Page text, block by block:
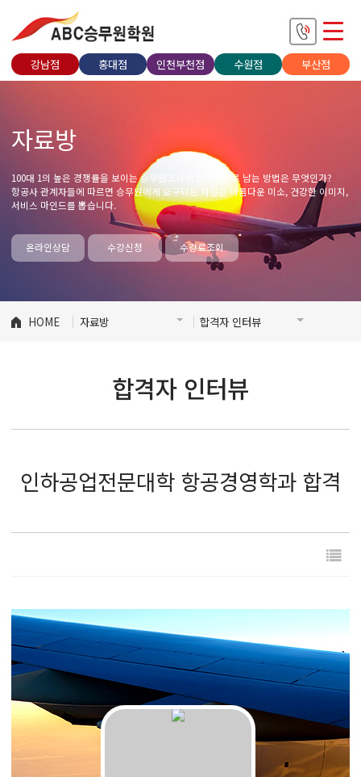
강남점 홍대점 인천부천점 수원점 부산점
자료방
100대 1의 높은 경쟁률을 보이는 승무원고시에 합격생으로 남는 방법은 무엇인가?
항공사 관계자들에 따르면 승무원에게 요구되는 자질은 아름다운 미소, 건강한 이미지,
서비스 마인드를 뽑습니다.
온라인상담 수강신청 수강료조회
HOME 자료방 합격자 인터뷰
합격자 인터뷰
인하공업전문대학 항공경영학과 합격